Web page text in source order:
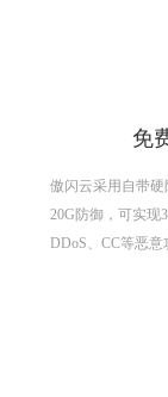
免
傲闪云采用自带
20G防御，可实现
DDoS、CC等恶意